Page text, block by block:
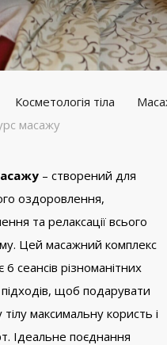
Косметологія тіла
масажу
– створений для
оздоровлення,
та релаксації всього
Цей масажний комплекс
6 сеансів різноманітних
підходів, щоб подарувати
максимальну користь і
Ідеальне поєднання